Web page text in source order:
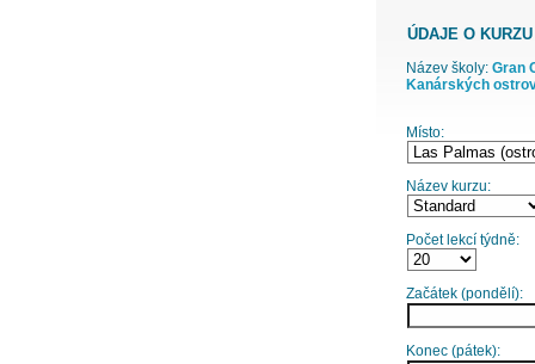
ÚDAJE O KURZU
Název školy: Gran
Kanárských
Místo:
Název kurzu:
Počet lekcí týdně:
Začátek (pondělí):
Konec (pátek):